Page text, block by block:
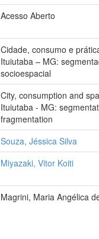
Acesso Aberto
Cidade, consumo e
Ituiutaba – MG:
socioespacial
City, consumption and
Ituiutaba - MG:
fragmentation
Souza, Jéssica Silva
Miyazaki, Vitor Koiti
Magrini, Maria Angélica